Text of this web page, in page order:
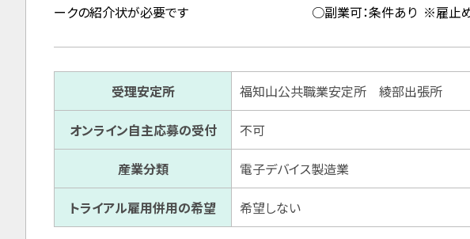
ークの紹介状が必要です ○副業可：条件あり ※雇止め
受理安定所 福知山公共職業安定所 綾部出張所
オンライン自主応募の受付 不可
産業分類 電子デバイス製造業
トライアル雇用併用の希望 希望しない